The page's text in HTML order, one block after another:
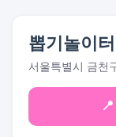
뽑기놀이터
서울특별시 금천